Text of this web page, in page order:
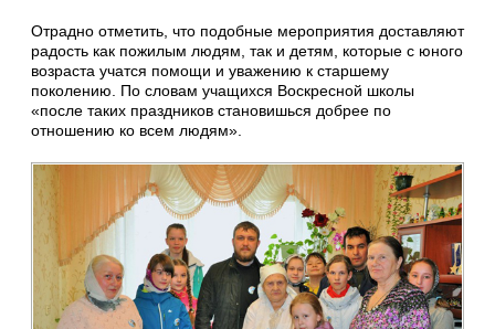
Отрадно отметить, что подобные мероприятия доставляют
радость как пожилым людям, так и детям, которые с юного
возраста учатся помощи и уважению к старшему
поколению. По словам учащихся Воскресной школы
«после таких праздников становишься добрее по
отношению ко всем людям».